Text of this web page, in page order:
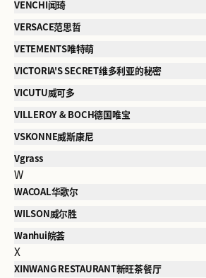
VENCHI闻琦
VERSACE范思哲
VETEMENTS唯特萌
VICTORIA'S SECRET维多利亚的秘密
VICUTU威可多
VILLEROY & BOCH德国唯宝
VSKONNE威斯康尼
Vgrass
W
WACOAL华歌尔
WILSON威尔胜
Wanhui皖荟
X
XINWANG RESTAURANT新旺茶餐厅